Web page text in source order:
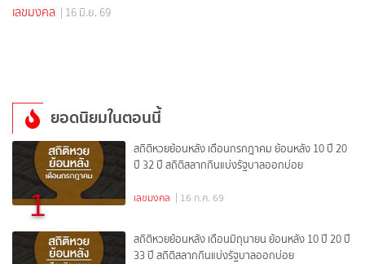
เลขมงคล | 16 มิ.ย. 69
ยอดนิยมในตอนนี้
1
สถิติหวยย้อนหลัง เดือนกรกฎาคม ย้อนหลัง 10 ปี 20
ปี 32 ปี สถิติสลากกินแบ่งรัฐบาลออกบ่อย
เลขมงคล | 16 ก.ค. 69
สถิติหวยย้อนหลัง เดือนมิถุนายน ย้อนหลัง 10 ปี 20 ปี
33 ปี สถิติสลากกินแบ่งรัฐบาลออกบ่อย